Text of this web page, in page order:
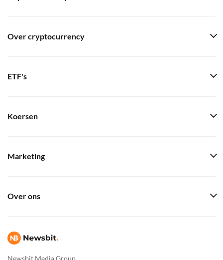
Newsbit Media Group
Over cryptocurrency
ETF's
Koersen
Marketing
Over ons